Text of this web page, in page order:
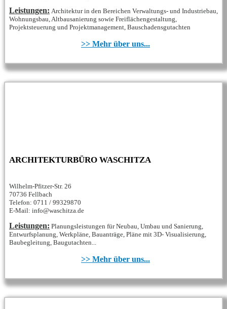
Leistungen: Architektur in den Bereichen Verwaltungs- und Industriebau,
Wohnungsbau, Altbausanierung sowie Freiflächengestaltung,
Projektsteuerung und Projektmanagement, Bauschadensgutachten
>> Mehr über uns...
ARCHITEKTURBÜRO WASCHITZA
Wilhelm-Pfitzer-Str. 26
70736 Fellbach
Telefon: 0711 / 99329870
E-Mail: info@waschitza.de
Leistungen: Planungsleistungen für Neubau, Umbau und Sanierung,
Entwurfsplanung, Werkpläne, Bauanträge, Pläne mit 3D- Visualisierung,
Baubegleitung, Baugutachten...
>> Mehr über uns...